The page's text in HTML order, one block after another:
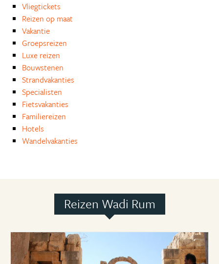
Vliegtickets
Reizen op maat
Vakantie
Groepsreizen
Luxe reizen
Bouwstenen
Strandvakanties
Specialisten
Fietsvakanties
Familiereizen
Hotels
Wandelvakanties
Reizen Wadi Rum